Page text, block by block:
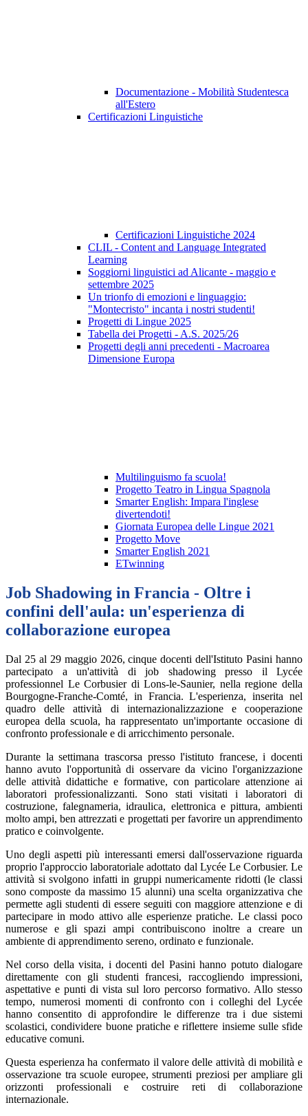
Documentazione - Mobilità Studentesca
all'Estero
Certificazioni Linguistiche
Certificazioni Linguistiche 2024
CLIL - Content and Language Integrated
Learning
Soggiorni linguistici ad Alicante - maggio e
settembre 2025
Un trionfo di emozioni e linguaggio:
"Montecristo" incanta i nostri studenti!
Progetti di Lingue 2025
Tabella dei Progetti - A.S. 2025/26
Progetti degli anni precedenti - Macroarea
Dimensione Europa
Multilinguismo fa scuola!
Progetto Teatro in Lingua Spagnola
Smarter English: Impara l'inglese
divertendoti!
Giornata Europea delle Lingue 2021
Progetto Move
Smarter English 2021
ETwinning
Job Shadowing in Francia - Oltre i
confini dell'aula: un'esperienza di
collaborazione europea
Dal 25 al 29 maggio 2026, cinque docenti dell'Istituto Pasini hanno
partecipato a un'attività di job shadowing presso il Lycée
professionnel Le Corbusier di Lons-le-Saunier, nella regione della
Bourgogne-Franche-Comté, in Francia. L'esperienza, inserita nel
quadro delle attività di internazionalizzazione e cooperazione
europea della scuola, ha rappresentato un'importante occasione di
confronto professionale e di arricchimento personale.
Durante la settimana trascorsa presso l'istituto francese, i docenti
hanno avuto l'opportunità di osservare da vicino l'organizzazione
delle attività didattiche e formative, con particolare attenzione ai
laboratori professionalizzanti. Sono stati visitati i laboratori di
costruzione, falegnameria, idraulica, elettronica e pittura, ambienti
molto ampi, ben attrezzati e progettati per favorire un apprendimento
pratico e coinvolgente.
Uno degli aspetti più interessanti emersi dall'osservazione riguarda
proprio l'approccio laboratoriale adottato dal Lycée Le Corbusier. Le
attività si svolgono infatti in gruppi numericamente ridotti (le classi
sono composte da massimo 15 alunni) una scelta organizzativa che
permette agli studenti di essere seguiti con maggiore attenzione e di
partecipare in modo attivo alle esperienze pratiche. Le classi poco
numerose e gli spazi ampi contribuiscono inoltre a creare un
ambiente di apprendimento sereno, ordinato e funzionale.
Nel corso della visita, i docenti del Pasini hanno potuto dialogare
direttamente con gli studenti francesi, raccogliendo impressioni,
aspettative e punti di vista sul loro percorso formativo. Allo stesso
tempo, numerosi momenti di confronto con i colleghi del Lycée
hanno consentito di approfondire le differenze tra i due sistemi
scolastici, condividere buone pratiche e riflettere insieme sulle sfide
educative comuni.
Questa esperienza ha confermato il valore delle attività di mobilità e
osservazione tra scuole europee, strumenti preziosi per ampliare gli
orizzonti professionali e costruire reti di collaborazione
internazionale.